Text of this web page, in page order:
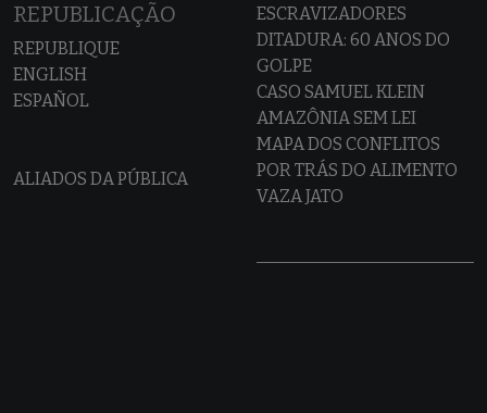
REPUBLICAÇÃO
REPUBLIQUE
ENGLISH
ESPAÑOL
ALIADOS DA PÚBLICA
ESCRAVIZADORES
DITADURA: 60 ANOS DO
GOLPE
CASO SAMUEL KLEIN
AMAZÔNIA SEM LEI
MAPA DOS CONFLITOS
POR TRÁS DO ALIMENTO
VAZA JATO